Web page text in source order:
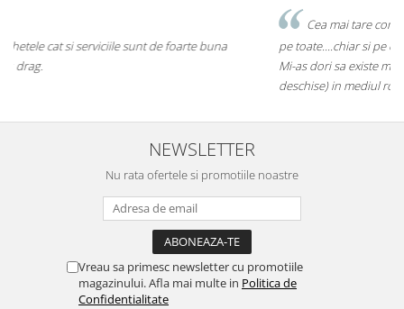
Cea mai tare companie. Ai nevoie de o eticheta? Ei stiu sa le faca
pe toate....chiar si pe cele care inca nu au ajuns pe piata mainstream.
Mi-as dori sa existe mai multe companii de acest gen (inovatoare si
deschise) in mediul romanesc de afaceri. Thumbs up! 5Stele
NEWSLETTER
Nu rata ofertele si promotiile noastre
Vreau sa primesc newsletter cu promotiile
magazinului. Afla mai multe in Politica de
Confidentialitate